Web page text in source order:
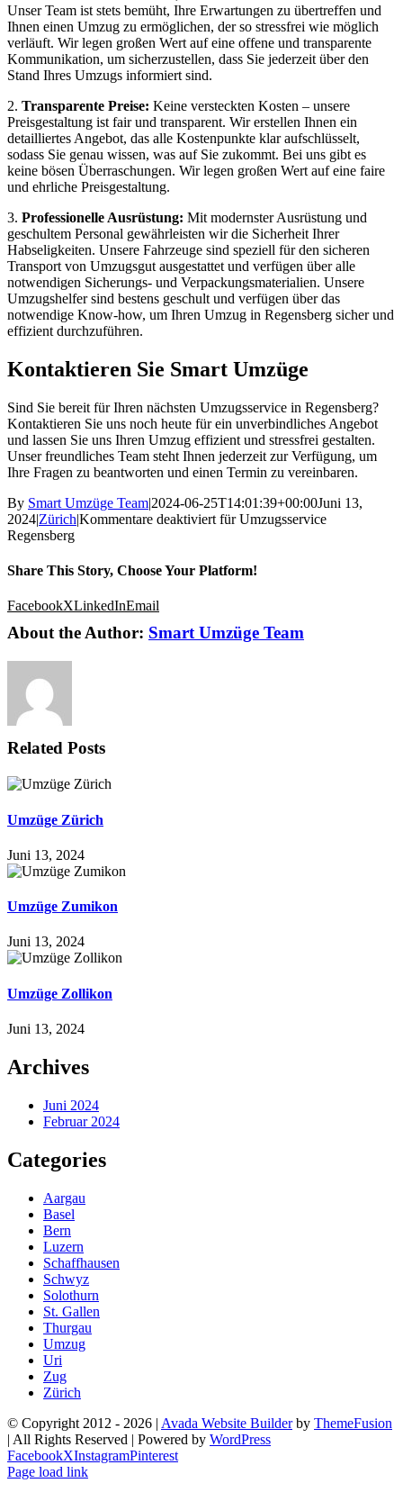
Unser Team ist stets bemüht, Ihre Erwartungen zu übertreffen und
Ihnen einen Umzug zu ermöglichen, der so stressfrei wie möglich
verläuft. Wir legen großen Wert auf eine offene und transparente
Kommunikation, um sicherzustellen, dass Sie jederzeit über den
Stand Ihres Umzugs informiert sind.
2. Transparente Preise: Keine versteckten Kosten – unsere
Preisgestaltung ist fair und transparent. Wir erstellen Ihnen ein
detailliertes Angebot, das alle Kostenpunkte klar aufschlüsselt,
sodass Sie genau wissen, was auf Sie zukommt. Bei uns gibt es
keine bösen Überraschungen. Wir legen großen Wert auf eine faire
und ehrliche Preisgestaltung.
3. Professionelle Ausrüstung: Mit modernster Ausrüstung und
geschultem Personal gewährleisten wir die Sicherheit Ihrer
Habseligkeiten. Unsere Fahrzeuge sind speziell für den sicheren
Transport von Umzugsgut ausgestattet und verfügen über alle
notwendigen Sicherungs- und Verpackungsmaterialien. Unsere
Umzugshelfer sind bestens geschult und verfügen über das
notwendige Know-how, um Ihren Umzug in Regensberg sicher und
effizient durchzuführen.
Kontaktieren Sie Smart Umzüge
Sind Sie bereit für Ihren nächsten Umzugsservice in Regensberg?
Kontaktieren Sie uns noch heute für ein unverbindliches Angebot
und lassen Sie uns Ihren Umzug effizient und stressfrei gestalten.
Unser freundliches Team steht Ihnen jederzeit zur Verfügung, um
Ihre Fragen zu beantworten und einen Termin zu vereinbaren.
By Smart Umzüge Team|2024-06-25T14:01:39+00:00Juni 13,
2024|Zürich|Kommentare deaktiviert für Umzugsservice
Regensberg
Share This Story, Choose Your Platform!
FacebookXLinkedInEmail
About the Author: Smart Umzüge Team
Related Posts
Umzüge Zürich
Juni 13, 2024
Umzüge Zumikon
Juni 13, 2024
Umzüge Zollikon
Juni 13, 2024
Archives
Juni 2024
Februar 2024
Categories
Aargau
Basel
Bern
Luzern
Schaffhausen
Schwyz
Solothurn
St. Gallen
Thurgau
Umzug
Uri
Zug
Zürich
© Copyright 2012 - 2026 | Avada Website Builderby ThemeFusion
| All Rights Reserved | Powered by WordPress
FacebookXInstagramPinterest
Page load link